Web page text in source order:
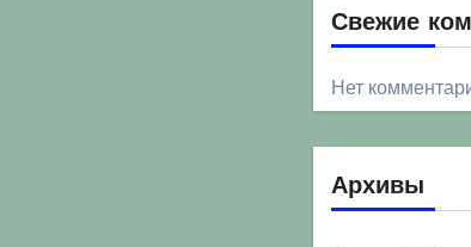
Свежие
Нет
Архивы